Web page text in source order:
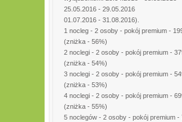
25.05.2016 - 29.05.2016
01.07.2016 - 31.08.2016).
1 nocleg - 2 osoby - pokój premium -
(zniżka - 56%)
2 noclegi - 2 osoby - pokój premium -
(zniżka - 54%)
3 noclegi - 2 osoby - pokój premium -
(zniżka - 53%)
4 noclegi - 2 osoby - pokój premium -
(zniżka - 55%)
5 noclegów - 2 osoby - pokój premium -